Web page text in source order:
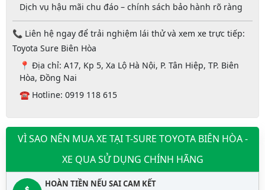
Dịch vụ hậu mãi chu đáo – chính sách bảo hành rõ ràng
📞 Liên hệ ngay để trải nghiệm lái thử và xem xe trực tiếp:
Toyota Sure Biên Hòa
📍 Địa chỉ: A17, Kp 5, Xa Lộ Hà Nội, P. Tân Hiệp, TP. Biên
Hòa, Đồng Nai
☎️ Hotline: 0919 118 615
VÌ SAO NÊN MUA XE TẠI T-SURE TOYOTA BIÊN HÒA -
XE QUA SỬ DỤNG CHÍNH HÃNG
HOÀN TIỀN NẾU SAI CAM KẾT